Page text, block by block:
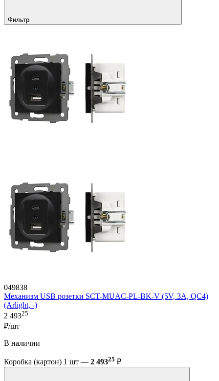
Фильтр
049838
Механизм USB розетки SCT-MUAC-PL-BK-V (5V, 3A, QC4)
(Arlight, -)
2 49325
₽/шт
В наличии
Коробка (картон) 1 шт — 2 49325 ₽